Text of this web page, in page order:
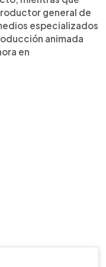
general de
especializados
animada
en